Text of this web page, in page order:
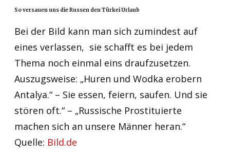
So versauen uns die Russen den Türkei Urlaub
Bei der Bild kann man sich zumindest auf
eines verlassen, sie schafft es bei jedem
Thema noch einmal eins draufzusetzen.
Auszugsweise: „Huren und Wodka erobern
Antalya.“ – Sie essen, feiern, saufen. Und sie
stören oft.“ – „Russische Prostituierte
machen sich an unsere Männer heran.“
Quelle: Bild.de